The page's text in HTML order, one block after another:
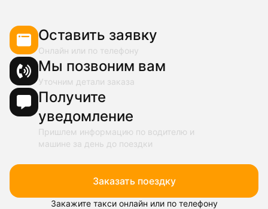
Оставить заявку
Онлайн или по телефону
Мы позвоним вам
Уточним детали заказа
Получите
уведомление
Пришлем информацию по водителю и
машине за день до поездки
Заказать поездку
Закажите такси онлайн или по телефону